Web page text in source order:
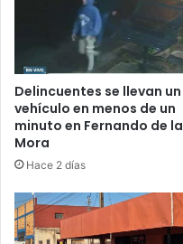
Delincuentes se llevan un
vehículo en menos de un
minuto en Fernando de la
Mora
Hace 2 días